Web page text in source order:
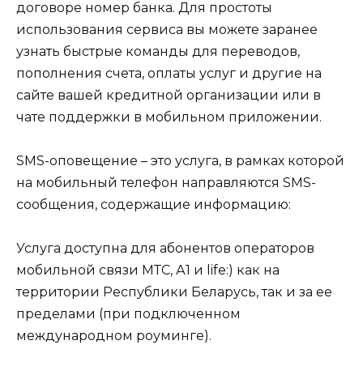
договоре номер банка. Для простоты
использования сервиса вы можете заранее
узнать быстрые команды для переводов,
пополнения счета, оплаты услуг и другие на
сайте вашей кредитной организации или в
чате поддержки в мобильном приложении.
SMS-оповещение – это услуга, в рамках которой
на мобильный телефон направляются SMS-
сообщения, содержащие информацию:
Услуга доступна для абонентов операторов
мобильной связи МТС, А1 и life:) как на
территории Республики Беларусь, так и за ее
пределами (при подключенном
международном роуминге).